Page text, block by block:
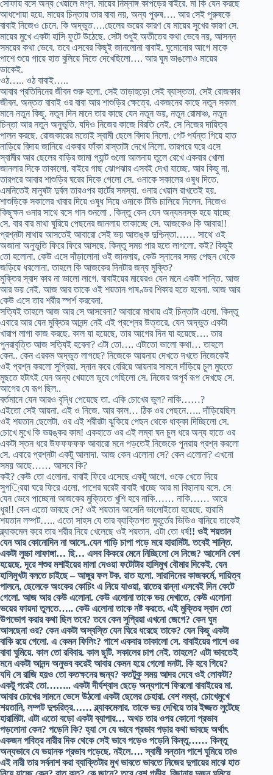
সোফায় বসে অন্য খেয়ালে মগ্ন. মায়ের নিম্নাঙ্গ কাপড়ের বাইরে. মা কি যেন করছে
আধশোয়া হয়ে. মায়ের চিন্তায় তার বাবা নয়, অন্য পুরুষ…. আর সেই পুরুষকে
বাবাই নিজেও চেনে. কি অদ্ভুত….ছেলের ভয়ের কারণ যে মায়ের সুখের কারণ সে.
মায়ের মুখে একটা হাসি ফুটে উঠেছে. সেটা শুধুই অতীতের কথা ভেবে নয়, আসন্ন
সময়ের কথা ভেবে. তবে এসবের কিছুই জানলোনা বাবাই. ঘুমোনোর আগে মাকে
পাশে শুয়ে গায়ে হাত বুলিয়ে দিতে দেখেছিলো…. আর ঘুম ভাঙলোও মায়ের
ডাকেই.
ওঠ….. ওঠ বাবাই…..
আবার প্রতিদিনের জীবন শুরু হলো. সেই তাড়াহুড়ো সেই ব্যাস্ততা. সেই রোজকার
জীবন. অন্তত বাবাই ওর বাবা আর শাশুড়ির ক্ষেত্রে. একজনের কাছে নতুন সকাল
মানে নতুন কিছু. নতুন দিন মানে তার কাছে যেন নতুন ভয়, নতুন রোমাঞ্চ, নতুন
চিন্তা আর নতুন অনুভূতি. যদিও নিজের কাজে বিরতি নেই. সে নিজের দায়িত্ব
পালন করছে. রোজকারের মতোই স্বামী ছেলে বিদায় নিলো. গেট পর্যন্ত গিয়ে হাত
নাড়িয়ে বিদায় জানিয়ে একবার ফাঁকা রাস্তাটা দেখে নিলো. তারপরে ঘরে এসে
স্বামীর আর ছেলের বাড়ির জামা প্যান্ট গুলো আলনায় তুলে রেখে একবার খোলা
জানলার দিকে তাকালো. বাইরে গাছ ঝোপঝার এসবই দেখা যাচ্ছে. আর কিছু না.
তারপরে আবার শাশুড়ির ঘরের দিকে গেলো সে. ওনাকে সকালের ওষুধ দিতে.
এমনিতেই মানুষটা দুর্বল তারওপর হার্টের সমস্যা. ওনার খেয়াল রাখতেই হয়.
শাশুড়িকে সকালের খাবার দিয়ে ওষুধ দিয়ে ওনাকে টিভি চালিয়ে দিলেন. নিজেও
কিছুক্ষন ওনার সাথে বসে গান শুনলো . কিন্তু কেন যেন অন্যমনস্ক হয়ে যাচ্ছে
সে. বার বার মাথা ঘুরিয়ে পেছনের জানলায় তাকাচ্ছে সে. আজকেও কি আবার!!
প্রশ্নটা মাথায় আসতেই আবারো সেই ভয় আতঙ্ক দুশ্চিন্তা…… সাথে ওই
অজানা অনুভূতি ফিরে ফিরে আসছে. কিন্তু সময় পার হতে লাগলো. কই? কিছুই
তো হলোনা. কেউ এসে দাঁড়ালোনা ওই জানলায়, কেউ স্নানের সময় পেছন থেকে
জড়িয়ে ধরলোনা. তাহলে কি আজকের দিনটার জন্য মুক্তি?
মুক্তির স্বাদ কার না ভালো লাগে. বাবাইয়ের মায়েরও যেন মনে একটা শান্তি. আজ
আর ভয় নেই. আজ আর তাকে ওই শয়তান পাষণ্ডর শিকার হতে হবেনা. আজ আর
কেউ এসে তার শরীর স্পর্শ করবেনা.
সত্যিই তাহলে আজ আর সে আসবেনা? আবারো মাথায় এই চিন্তাটা এলো. কিন্তু
এবারে আর যেন মুক্তির আনন্দ নেই এই প্রশ্নের উত্তরে. যেন অদ্ভুত একটা
খারাপ লাগা কাজ করছে. কাল যা হয়েছে, তার আগের দিন যা হয়েছে…. তার
পুনরাবৃত্তি আজ সত্যিই হবেনা? এটা তো…. এটাতো ভালো কথা… তাহলে
কেন.. কেন এরকম অদ্ভুত লাগছে? নিজেকে আয়নায় দেখতে দখতে নিজেকেই
ওই প্রশ্ন করলো সুপ্রিয়া. স্নান করে বেরিয়ে আয়নার সামনে দাঁড়িয়ে চুল মুছতে
মুছতে হটাৎই যেন অন্য খেয়ালে ডুবে গেছিলো সে. নিজের অপূর্ব রূপ দেখছে সে.
আগের যে রূপ ছিল..
বর্তমানে যেন আরও বৃদ্ধি পেয়েছে তা. একি চোখের ভুল? নাকি……?
এইতো সেই আয়না. এই ও নিজে. আর কাল… ঠিক ওর পেছনে….. দাঁড়িয়েছিল
ওই শয়তান ছেলেটা. ওর এই শরীরটা ঝুকিয়ে পেছন থেকে ধাক্কা দিচ্ছিলো সে.
চোখে মুখে কি ভয়ঙ্কর কাম! একহাতে ওর এই লম্বা ঘন চুল ধরে অন্য হাতে ওর
একটা স্তন ধরে উফফফফফ আবারো মনে পড়তেই নিজেকে পুনরায় প্রশ্ন করলো
সে. এবারে প্রশ্নটা একটু আলাদা. আজ কেন এলোনা সে? কেন এলোনা? এখনো
সময় আছে…… আসবে কি?
কই? কেউ তো এলোনা. বাবাই ফিরে এসেছে একটু আগে. ওকে খেতে দিয়ে
সুপ্রিয়া ঘরে ফিরে এলো. পাশের ঘরেই বাবাই খাচ্ছে আর মা বিছানায় বসে. সে
যেন ভেবে পাচ্ছেনা আজকের মুক্তিতে খুশি হবে নাকি…… নাকি…… আরে
ধুর!! কেন এতো ভাবছে সে? ওই শয়তান আসেনি ভালোইতো হয়েছে. হারামি
শয়তান লম্পট….. এতো সাহস যে তার ব্যাক্তিগত মুহূর্তের ভিডিও বানিয়ে তাকেই
ব্ল্যাকমেল করে তার শরীর নিয়ে খেলেছে ওই শয়তান. এটা তো ধর্ষ!! ওই শয়তান
যেন আর কোনোদিন না আসে..যেন গাড়ি চাপা পড়ে মরে হারামিটা. তবেই শান্তি.
একটা লুচ্চা লাফাঙ্গা… ছি… এসব কিকরে মেনে নিচ্ছিলো সে নিজে? আসেনি বেশ
হয়েছে. দূরে শশুর মশাইয়ের মালা দেওয়া ফটোটার হাসিমুখ বৌমার দিকেই. যেন
হাসিমুখটা বলতে চাইছে – আঙ্গুর ফল টক. রাত হলো. সারাদিনের কাজকর্মে, দায়িত্ব
পালনে, ছেলেকে অংকের কোচিং এ নিয়ে যাওয়া, রাতের রান্না এসবেই দিন কেটে
গেলো. আজ আর কেউ এলোনা. কেউ এলোনা তাকে ভয় দেখাতে, কেউ এলোনা
ভয়ের ফায়দা তুলতে….. কেউ এলোনা তাকে নষ্ট করতে. এই মুক্তির স্বাদ তো
উপভোগ করার কথা ছিল তবে? তবে কেন সুপ্রিয়া এখনো জেগে? কেন ঘুম
আসছেনা ওর? কেন একটা অস্বস্তি যেন ঘিরে ধরেছে তাকে? যেন কিছু একটা
বাকি রয়ে গেলো. এ কেমন ফিলিং? পাশে একবার তাকালো সে. বাবাইয়ের পাশে ওর
বাবা ঘুমিয়ে. কাল তো রবিবার. কাল ছুটি. সকালের চাপ নেই. তাহলে? এটা ভাবতেই
মনে একটা আনন্দ অনুভব করেই আবার কেমন হয়ে গেলো মনটা. কি হবে গিয়ে?
যদি সে রাজি হয়ও তো কতক্ষনের জন্য? কতটুকু সময় আদর দেবে ওই লোকটা?
একটু পরেই তো…….. একটা দীর্ঘশ্বাস ছেড়ে অন্যপাশে ফিরলো বাবাইয়ের মা.
আবার চোখের সামনে ভেসে উঠলো একটা ছেলের চেহারা. বেশ লম্বা, চোখেমুখে
শয়তানি, লম্পট দুশ্চরিত্র…… ব্ল্যাকমেলার. তাকে ভয় দেখিয়ে তার ইজ্জত লুটেছে
হারামিটা. এটা এতো বড়ো একটা ব্যাপার… অথচ তার ওপর কোনো প্রভাব
পড়লোনা কেন? পড়েনি কি? হ্যা সে যে ভাবে প্রভাব পড়ার কথা ভাবছে অর্থাৎ
একজন পবিত্র নারীর দিক থেকে সেই ভাবে পড়েও পড়েনি কিন্তু…… কিন্তু
অন্যভাবে যে ভয়ানক প্রভাব পড়েছে. নইলে…. স্বামী সন্তান পাশে ঘুমিয়ে তাও
এই নারী তার সর্বনাশ করা ব্যাক্তিটার মুখ ভাবতে ভাবতে নিজের দুপায়ের মাঝে হাত